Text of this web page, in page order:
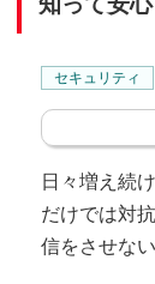
セキュリティ
日々増え続
だけでは対
信をさせな